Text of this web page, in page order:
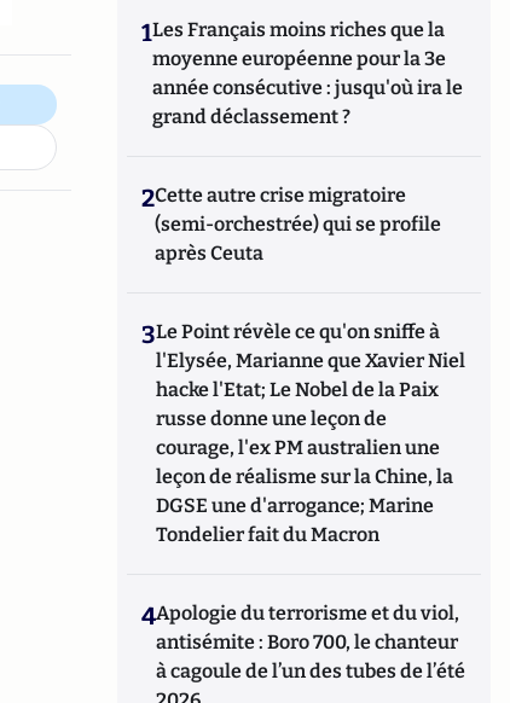
1Les Français moins riches que la
moyenne européenne pour la 3e
année consécutive : jusqu'où ira le
grand déclassement ?
2Cette autre crise migratoire
(semi-orchestrée) qui se profile
après Ceuta
3Le Point révèle ce qu'on sniffe à
l'Elysée, Marianne que Xavier Niel
hacke l'Etat; Le Nobel de la Paix
russe donne une leçon de
courage, l'ex PM australien une
leçon de réalisme sur la Chine, la
DGSE une d'arrogance; Marine
Tondelier fait du Macron
4Apologie du terrorisme et du viol,
antisémite : Boro 700, le chanteur
à cagoule de l’un des tubes de l’été